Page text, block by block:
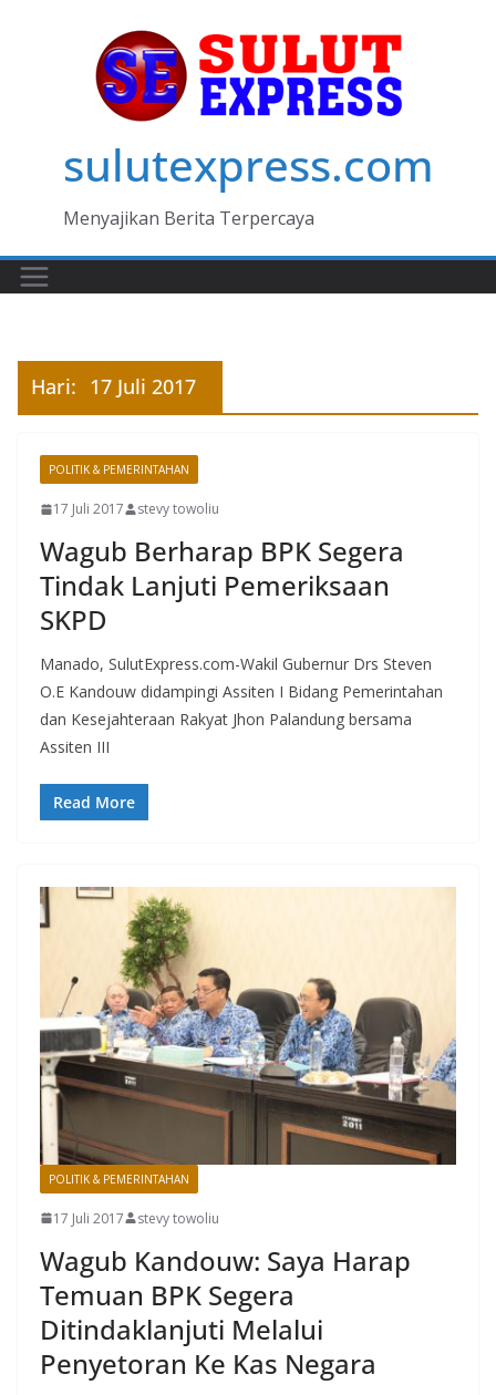
sulutexpress.com
Menyajikan Berita Terpercaya
Hari: 17 Juli 2017
POLITIK & PEMERINTAHAN
17 Juli 2017 stevy towoliu
Wagub Berharap BPK Segera
Tindak Lanjuti Pemeriksaan
SKPD
Manado, SulutExpress.com-Wakil Gubernur Drs Steven
O.E Kandouw didampingi Assiten I Bidang Pemerintahan
dan Kesejahteraan Rakyat Jhon Palandung bersama
Assiten III
Read More
POLITIK & PEMERINTAHAN
17 Juli 2017 stevy towoliu
Wagub Kandouw: Saya Harap
Temuan BPK Segera
Ditindaklanjuti Melalui
Penyetoran Ke Kas Negara